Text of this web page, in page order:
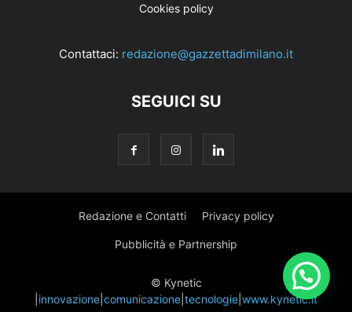
Cookies policy
Contattaci: redazione@gazzettadimilano.it
SEGUICI SU
Redazione e Contatti Privacy policy
Pubblicità e Partnership
© Kynetic
innovazione comunicazione tecnologie www.kynetic.it